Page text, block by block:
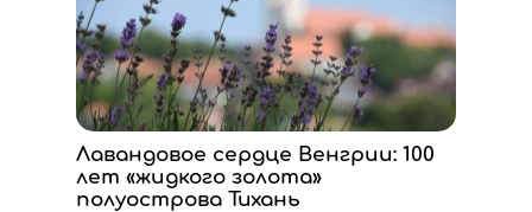
Лавандовое сердце Венгрии: 100
лет «жидкого золота»
полуострова Тихань